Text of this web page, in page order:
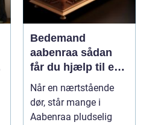
Bedemand
aabenraa sådan
får du hjælp til en
værdig afsked
Når en nærtstående
dør, står mange i
Aabenraa pludselig